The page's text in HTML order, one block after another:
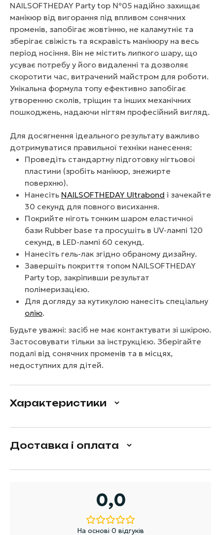
NAILSOFTHEDAY Party top №05 надійно захищає
манікюр від вигорання під впливом сонячних
променів, запобігає жовтінню, не каламутніє та
зберігає свіжість та яскравість манікюру на весь
період носіння. Він не містить липкого шару, що
усуває потребу у його видаленні та дозволяє
скоротити час, витрачений майстром для роботи.
Унікальна формула топу ефективно запобігає
утворенню сколів, тріщин та інших механічних
пошкоджень, надаючи нігтям професійний вигляд.
Для досягнення ідеального результату важливо
дотримуватися правильної техніки нанесення:
Проведіть стандартну підготовку нігтьової
пластини (зробіть манікюр, знежирте
поверхню).
Нанесіть NAILSOFTHEDAY Ultrabond і зачекайте
30 секунд для повного висихання.
Покрийте ніготь тонким шаром еластичної
бази Rubber base та просушіть в UV-лампі 120
секунд, в LED-лампі 60 секунд.
Нанесіть гель-лак згідно обраному дизайну.
Завершіть покриття топом NAILSOFTHEDAY
Party top, закріпивши результат
полімеризацією.
Для догляду за кутикулою нанесіть спеціальну
олію.
Будьте уважні: засіб не має контактувати зі шкірою.
Застосовувати тільки за інструкцією. Зберігайте
подалі від сонячних променів та в місцях,
недоступних для дітей.
Характеристики
Доставка і оплата
0,0
На основі 0 відгуків